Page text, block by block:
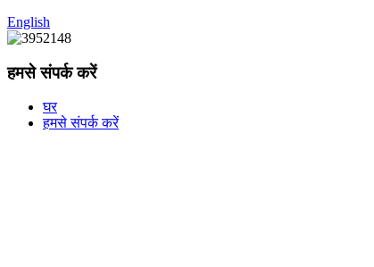
English
हमसे संपर्क करें
घर
हमसे संपर्क करें